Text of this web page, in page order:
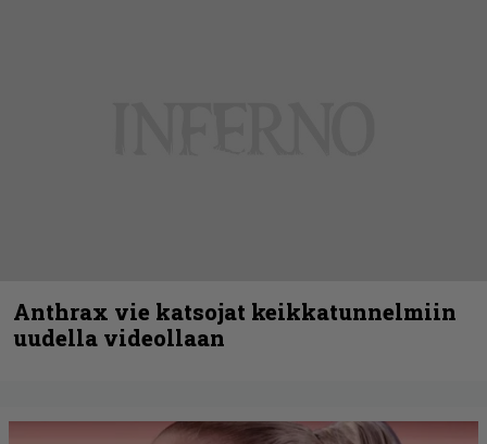
Anthrax vie katsojat keikkatunnelmiin
uudella videollaan